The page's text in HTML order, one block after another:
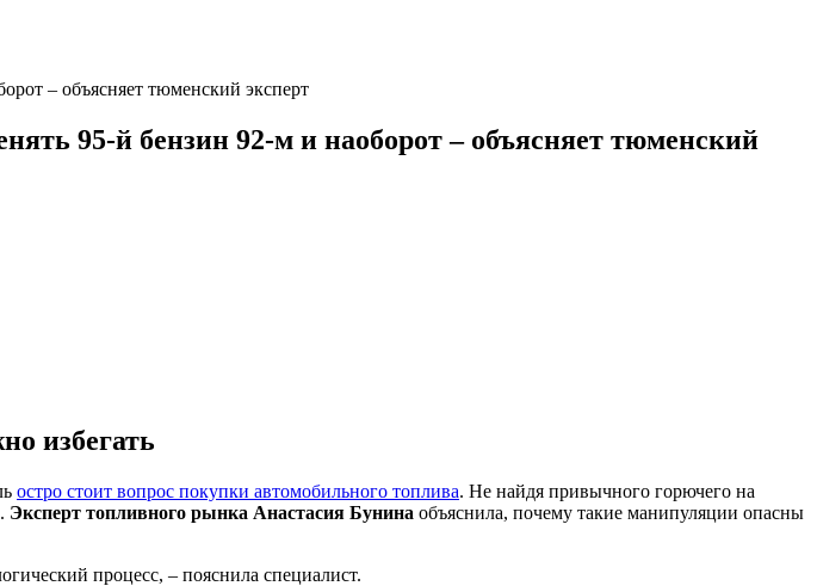
– объясняет тюменский эксперт
95-й бензин 92-м и наоборот – объясняет тюменский
избегать
остро стоит вопрос покупки автомобильного топлива. Не найдя привычного горючего на
Эксперт топливного рынка Анастасия Бунина объяснила, почему такие манипуляции опасны
процесс, – пояснила специалист.